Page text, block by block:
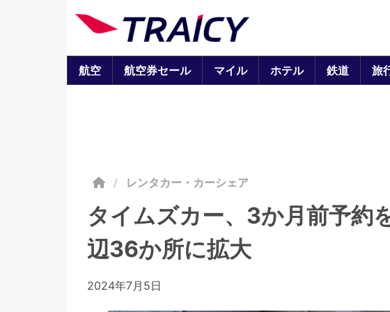
航空 航空券セール マイル ホテル 鉄道 旅
/ レンタカー・カーシェア
タイムズカー、3か月前予約
辺36か所に拡大
2024年7月5日